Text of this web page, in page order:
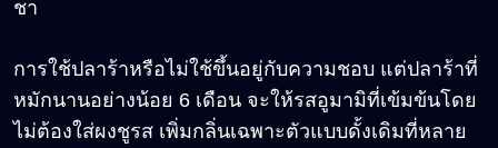
ชา
การใช้ปลาร้าหรือไม่ใช้ขึ้นอยู่กับความชอบ แต่ปลาร้าที่
หมักนานอย่างน้อย 6 เดือน จะให้รสอูมามิที่เข้มข้นโดย
ไม่ต้องใส่ผงชูรส เพิ่มกลิ่นเฉพาะตัวแบบดั้งเดิมที่หลาย